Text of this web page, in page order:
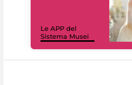
Le APP del
Sistema Musei